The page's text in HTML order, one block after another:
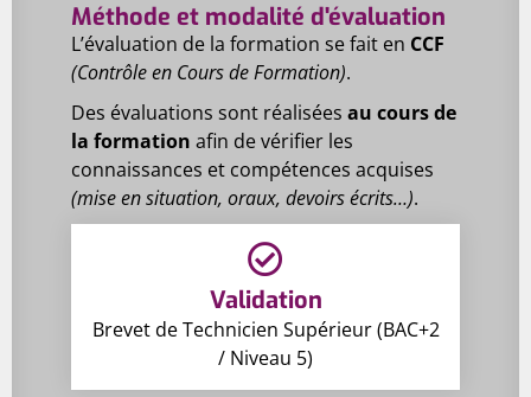
Méthode et modalité d'évaluation
L’évaluation de la formation se fait en CCF
(Contrôle en Cours de Formation).
Des évaluations sont réalisées au cours de
la formation afin de vérifier les
connaissances et compétences acquises
(mise en situation, oraux, devoirs écrits…).
Validation
Brevet de Technicien Supérieur (BAC+2
/ Niveau 5)